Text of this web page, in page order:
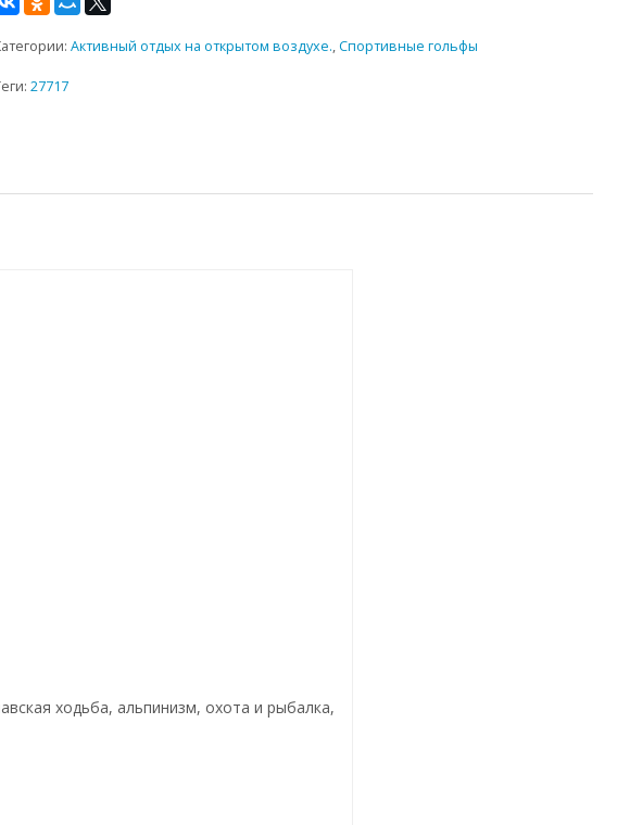
Активный отдых на открытом воздухе.,Спортивные гольфы
27717
ходьба, альпинизм, охота и рыбалка,